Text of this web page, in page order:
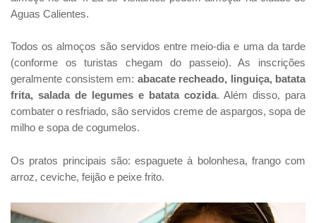
Aguas Calientes.
Todos os almoços são servidos entre meio-dia e uma da tarde
(conforme os turistas chegam do passeio). As inscrições
geralmente consistem em: abacate recheado, linguiça, batata
frita, salada de legumes e batata cozida. Além disso, para
combater o resfriado, são servidos creme de aspargos, sopa de
milho e sopa de cogumelos.
Os pratos principais são: espaguete à bolonhesa, frango com
arroz, ceviche, feijão e peixe frito.